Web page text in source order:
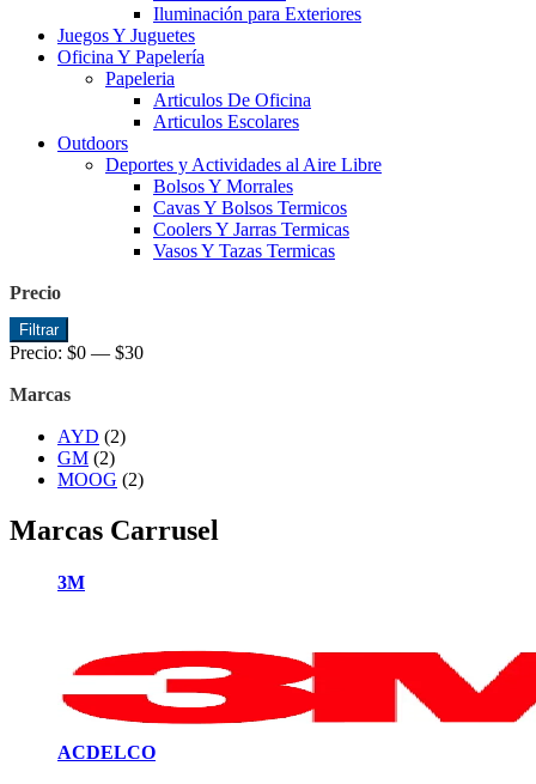
Iluminación para Exteriores
Juegos Y Juguetes
Oficina Y Papelería
Papeleria
Articulos De Oficina
Articulos Escolares
Outdoors
Deportes y Actividades al Aire Libre
Bolsos Y Morrales
Cavas Y Bolsos Termicos
Coolers Y Jarras Termicas
Vasos Y Tazas Termicas
Precio
Precio
mínimo
Precio
máximo
Filtrar
Precio: $0 — $30
Marcas
AYD (2)
GM (2)
MOOG (2)
Marcas Carrusel
3M
ACDELCO